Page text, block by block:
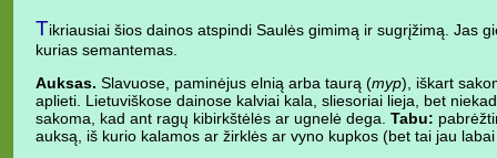
Tikriausiai šios dainos atspindi Saulės gimimą ir sugrįžimą. Jas
kurias semantemas.
Auksas. Slavuose, paminėjus elnią arba taurą (myp), iškart
aplieti. Lietuviškose dainose kalviai kala, sliesoriai lieja, bet
sakoma, kad ant ragų kibirkštėlės ar ugnelė dega. Tabu:
auksą, iš kurio kalamos ar žirklės ar vyno kupkos (bet tai jau